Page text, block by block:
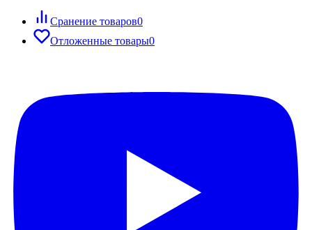
Сранение товаров0
Отложенные товары0